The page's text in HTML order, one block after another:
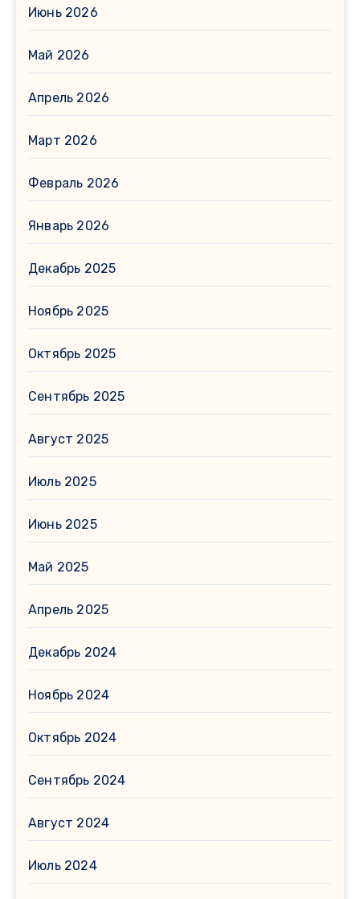
Июнь 2026
Май 2026
Апрель 2026
Март 2026
Февраль 2026
Январь 2026
Декабрь 2025
Ноябрь 2025
Октябрь 2025
Сентябрь 2025
Август 2025
Июль 2025
Июнь 2025
Май 2025
Апрель 2025
Декабрь 2024
Ноябрь 2024
Октябрь 2024
Сентябрь 2024
Август 2024
Июль 2024